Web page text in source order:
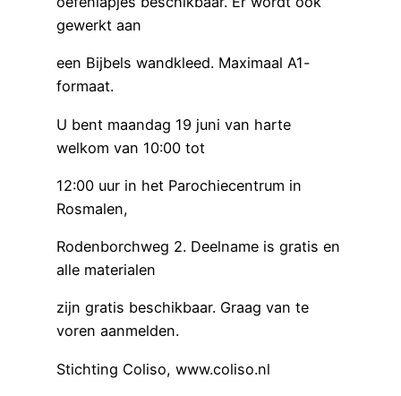
gewerkt aan
een Bijbels wandkleed. Maximaal A1-
formaat.
U bent maandag 19 juni van harte
welkom van 10:00 tot
12:00 uur in het Parochiecentrum in
Rosmalen,
Rodenborchweg 2. Deelname is gratis en
alle materialen
zijn gratis beschikbaar. Graag van te
voren aanmelden.
Stichting Coliso, www.coliso.nl